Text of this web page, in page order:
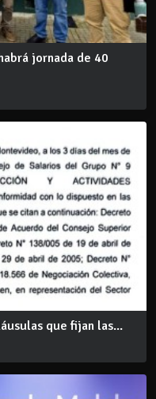
jornada de 40
que fijan las...